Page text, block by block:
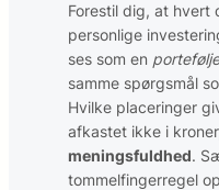
Forestil dig, at hvert
personlige
ses som en portefølje
samme spørgsmål
Hvilke placeringer
afkastet ikke i
meningsfuldhed.
tommelfingerregel